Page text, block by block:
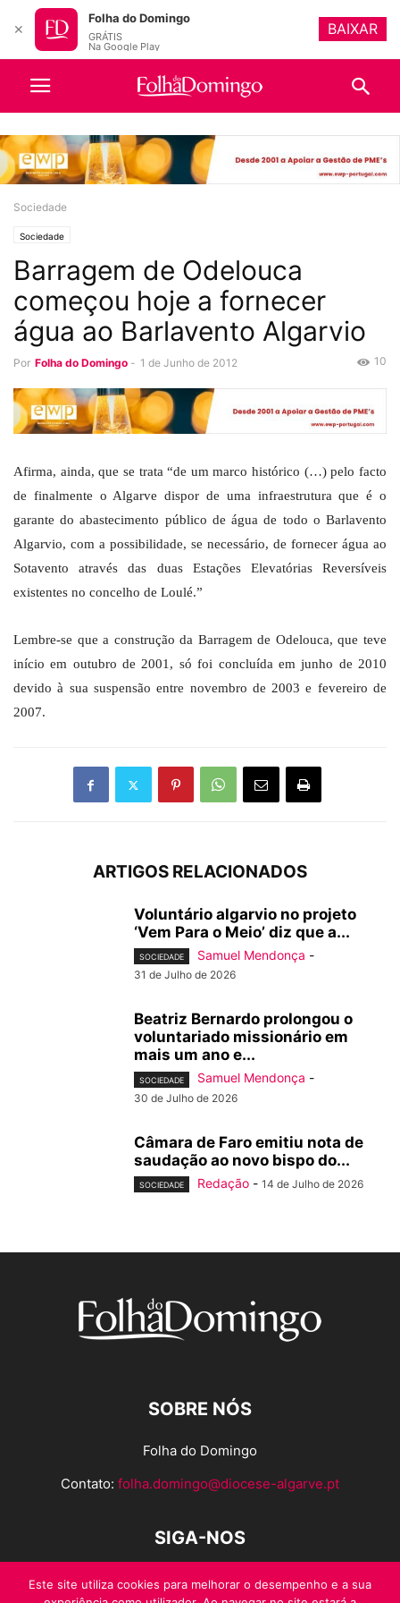
Sociedade
Sociedade
Barragem de Odelouca
começou hoje a fornecer
água ao Barlavento Algarvio
Por Folha do Domingo - 1 de Junho de 2012 10
Afirma, ainda, que se trata “de um marco histórico (…) pelo facto
de finalmente o Algarve dispor de uma infraestrutura que é o
garante do abastecimento público de água de todo o Barlavento
Algarvio, com a possibilidade, se necessário, de fornecer água ao
Sotavento através das duas Estações Elevatórias Reversíveis
existentes no concelho de Loulé.”
Lembre-se que a construção da Barragem de Odelouca, que teve
início em outubro de 2001, só foi concluída em junho de 2010
devido à sua suspensão entre novembro de 2003 e fevereiro de
2007.
ARTIGOS RELACIONADOS
Voluntário algarvio no projeto
‘Vem Para o Meio’ diz que a...
SOCIEDADE Samuel Mendonça -
31 de Julho de 2026
Beatriz Bernardo prolongou o
voluntariado missionário em
mais um ano e...
SOCIEDADE Samuel Mendonça -
30 de Julho de 2026
Câmara de Faro emitiu nota de
saudação ao novo bispo do...
SOCIEDADE Redação - 14 de Julho de 2026
SOBRE NÓS
Folha do Domingo
Contato: folha.domingo@diocese-algarve.pt
SIGA-NOS
Este site utiliza cookies para melhorar o desempenho e a sua
✕
Folha do Domingo
GRÁTIS
Na Google Play
BAIXAR